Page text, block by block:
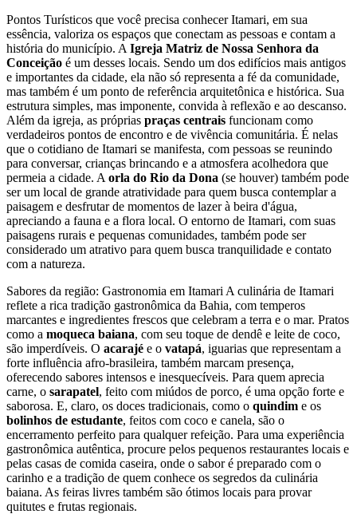
Pontos Turísticos que você precisa conhecer Itamari, em sua
essência, valoriza os espaços que conectam as pessoas e contam a
história do município. A Igreja Matriz de Nossa Senhora da
Conceição é um desses locais. Sendo um dos edifícios mais antigos
e importantes da cidade, ela não só representa a fé da comunidade,
mas também é um ponto de referência arquitetônica e histórica. Sua
estrutura simples, mas imponente, convida à reflexão e ao descanso.
Além da igreja, as próprias praças centrais funcionam como
verdadeiros pontos de encontro e de vivência comunitária. É nelas
que o cotidiano de Itamari se manifesta, com pessoas se reunindo
para conversar, crianças brincando e a atmosfera acolhedora que
permeia a cidade. A orla do Rio da Dona (se houver) também pode
ser um local de grande atratividade para quem busca contemplar a
paisagem e desfrutar de momentos de lazer à beira d'água,
apreciando a fauna e a flora local. O entorno de Itamari, com suas
paisagens rurais e pequenas comunidades, também pode ser
considerado um atrativo para quem busca tranquilidade e contato
com a natureza.
Sabores da região: Gastronomia em Itamari A culinária de Itamari
reflete a rica tradição gastronômica da Bahia, com temperos
marcantes e ingredientes frescos que celebram a terra e o mar. Pratos
como a moqueca baiana, com seu toque de dendê e leite de coco,
são imperdíveis. O acarajé e o vatapá, iguarias que representam a
forte influência afro-brasileira, também marcam presença,
oferecendo sabores intensos e inesquecíveis. Para quem aprecia
carne, o sarapatel, feito com miúdos de porco, é uma opção forte e
saborosa. E, claro, os doces tradicionais, como o quindim e os
bolinhos de estudante, feitos com coco e canela, são o
encerramento perfeito para qualquer refeição. Para uma experiência
gastronômica autêntica, procure pelos pequenos restaurantes locais e
pelas casas de comida caseira, onde o sabor é preparado com o
carinho e a tradição de quem conhece os segredos da culinária
baiana. As feiras livres também são ótimos locais para provar
quitutes e frutas regionais.